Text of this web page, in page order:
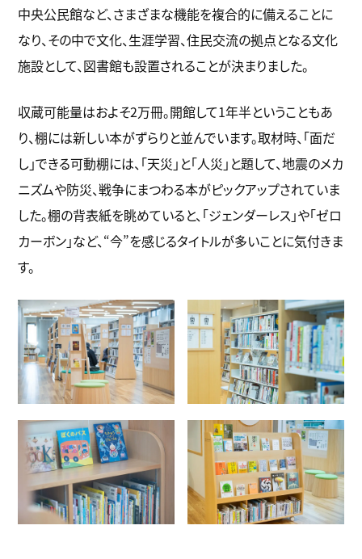
中央公民館など、さまざまな機能を複合的に備えることに
なり、その中で文化、生涯学習、住民交流の拠点となる文化
施設として、図書館も設置されることが決まりました。
収蔵可能量はおよそ2万冊。開館して1年半ということもあ
り、棚には新しい本がずらりと並んでいます。取材時、「面だ
し」できる可動棚には、「天災」と「人災」と題して、地震のメカ
ニズムや防災、戦争にまつわる本がピックアップされていま
した。棚の背表紙を眺めていると、「ジェンダーレス」や「ゼロ
カーボン」など、“今”を感じるタイトルが多いことに気付きま
す。